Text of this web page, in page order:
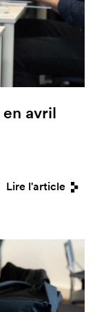
avril
Lire l'article